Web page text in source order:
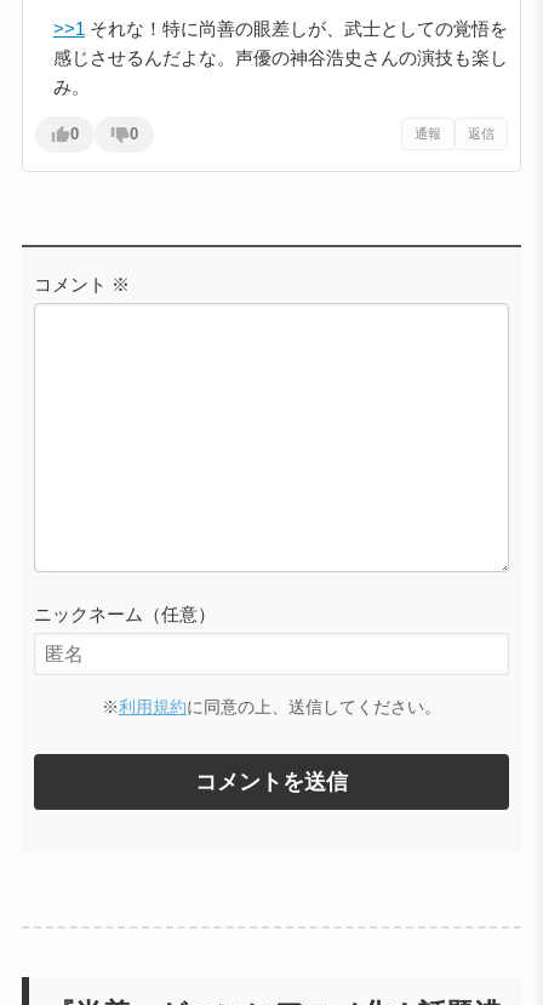
>>1 それな！特に尚善の眼差しが、武士としての覚悟を
感じさせるんだよな。声優の神谷浩史さんの演技も楽し
み。
0 0 通報 返信
コメント ※
ニックネーム（任意）
※利用規約に同意の上、送信してください。